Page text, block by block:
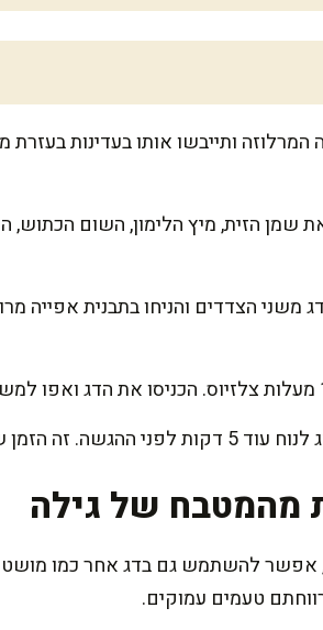
ותייבשו אותו בעדינות
שמן הזית, מיץ הלימון, השום הכתוש,
משני הצדדים והניחו בתבנית אפייה
וסופג את כל הטעמים.
מהמטבח של גילה
אפשר להשתמש גם בדג אחר כמו מושט
טעמים עמוקים.